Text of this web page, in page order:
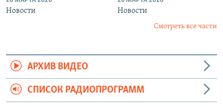
Новости Новости
Смотреть все части
АРХИВ ВИДЕО
СПИСОК РАДИОПРОГРАММ